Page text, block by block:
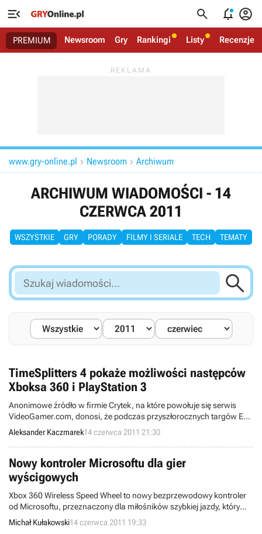
   
PREMIUM Newsroom Gry Rankingi Listy Recenzje
www.gry-online.pl  Newsroom  Archiwum
ARCHIWUM WIADOMOŚCI - 14
CZERWCA 2011
WSZYSTKIE GRY PORADY FILMY I SERIALE TECH TEMATY
Szukaj
wiadomości...

TimeSplitters 4 pokaże możliwości następców
Xboksa 360 i PlayStation 3
Anonimowe źródło w firmie Crytek, na które powołuje się serwis
VideoGamer.com, donosi, że podczas przyszłorocznych targów E3
możemy spodziewać się prezentacji nowej konsoli Microsoftu.
Techniczna specyfikacja urządzenia wciąż pozostaje zagadką, ale
wiadomo już, iż będzie ono korzystać z bibliotek DirectX 11.
Aleksander Kaczmarek14 czerwca 2011 21:30
Nowy kontroler Microsoftu dla gier
wyścigowych
Xbox 360 Wireless Speed Wheel to nowy bezprzewodowy kontroler
od Microsoftu, przeznaczony dla miłośników szybkiej jazdy, który
według giganta z Redmond ma być alternatywą dla drogich i
profesjonalnych kierownic rajdowych.
Michał Kułakowski14 czerwca 2011 19:33